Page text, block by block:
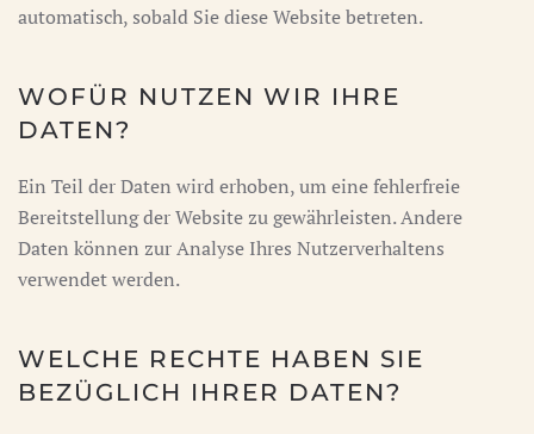
automatisch, sobald Sie diese Website betreten.
WOFÜR NUTZEN WIR IHRE
DATEN?
Ein Teil der Daten wird erhoben, um eine fehlerfreie
Bereitstellung der Website zu gewährleisten. Andere
Daten können zur Analyse Ihres Nutzerverhaltens
verwendet werden.
WELCHE RECHTE HABEN SIE
BEZÜGLICH IHRER DATEN?